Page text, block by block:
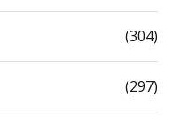
(304)
(297)